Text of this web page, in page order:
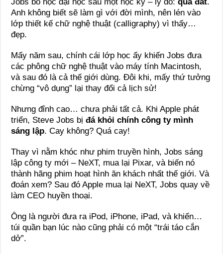
Anh không biết sẽ làm gì với đời mình, nên lén vào
lớp thiết kế chữ nghệ thuật (calligraphy) vì thấy…
đẹp.
Mấy năm sau, chính cái lớp học ấy khiến Jobs đưa
các phông chữ nghệ thuật vào máy tính Macintosh,
và sau đó là cả thế giới dùng. Đôi khi, mấy thứ tưởng
chừng “vô dụng” lại thay đổi cả lịch sử!
Nhưng đỉnh cao… chưa phải tất cả. Khi Apple phát
triển, Steve Jobs bịđá khỏi chính công ty mình
sáng lập. Cay không? Quá cay!
Thay vì nằm khóc như phim truyền hình, Jobs sáng
lập công ty mới – NeXT, mua lại Pixar, và biến nó
thành hãng phim hoạt hình ăn khách nhất thế giới. Và
đoán xem? Sau đó Apple mua lại NeXT, Jobs quay về
làm CEO huyền thoại.
Ông là người đưa ra iPod, iPhone, iPad, và khiến…
túi quần bạn lúc nào cũng phải có một “trái táo cắn
dở”.